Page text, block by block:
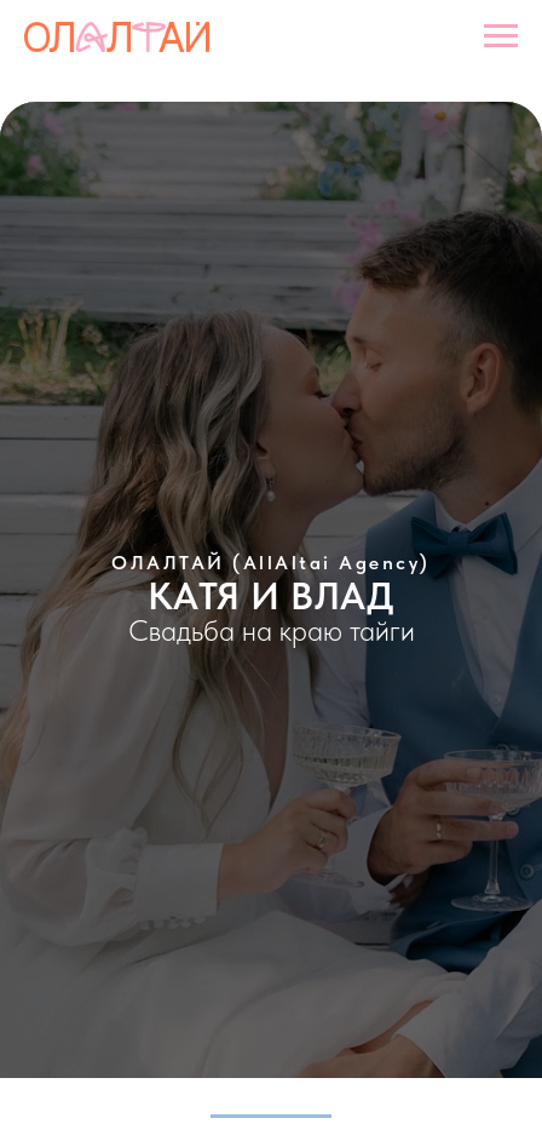
ОЛАЛТАЙ (AllAltai Agency)
КАТЯ И ВЛАД
Свадьба на краю тайги